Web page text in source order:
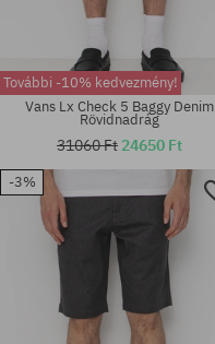
Elérhető méretek:
M; L; XL
További -10% kedvezmény!
Vans Lx Check 5 Baggy Denim
Rövidnadrág
31060 Ft 24650 Ft
-3%